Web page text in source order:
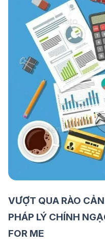
VƯỢT QUA RÀO
PHÁP LÝ CHÍNH
FOR ME